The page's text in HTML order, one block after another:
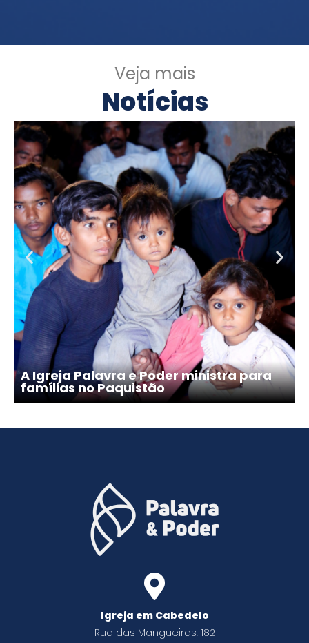
Veja mais
Notícias
A Igreja Palavra e Poder ministra para
famílias no Paquistão
Igreja em Cabedelo
Rua das Mangueiras, 182